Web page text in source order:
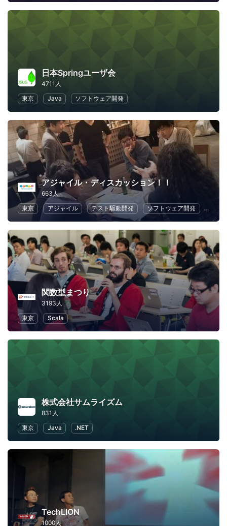
日本Springユーザ会
4711人
東京
Java ソフトウェア開発
アジャイル・ディスカッション！！
663人
東京
アジャイル テスト駆動開発 ソフトウェア開発
関数型まつり
3193人
東京
Scala
株式会社サムライズム
831人
東京
Java .NET
TechLION
1000人